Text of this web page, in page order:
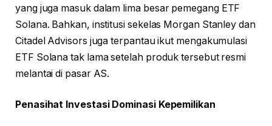
yang juga masuk dalam lima besar pemegang ETF
Solana. Bahkan, institusi sekelas Morgan Stanley dan
Citadel Advisors juga terpantau ikut mengakumulasi
ETF Solana tak lama setelah produk tersebut resmi
melantai di pasar AS.
Penasihat Investasi Dominasi Kepemilikan